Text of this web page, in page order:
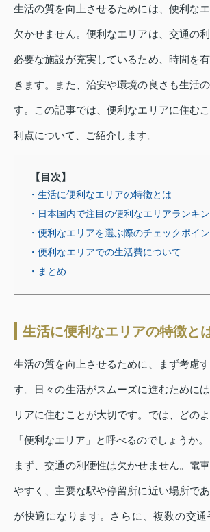
生活の質を向上させるためには、便利な
欠かせません。便利なエリアは、交通の
必要な施設が充実しているため、時間を
きます。また、治安や環境の良さも生活
す。この記事では、便利なエリアに住む
利点について、ご紹介します。
【目次】
・生活に便利なエリアの特徴とは
・日本国内で注目の便利なエリアランキ
・便利なエリアを選ぶ際のチェックポイン
・便利なエリアでの生活費について
・まとめ
生活に便利なエリアの特徴と
生活の質を向上させるために、まず考慮
す。日々の生活がスムーズに進むために
リアに住むことが大切です。では、どの
「便利なエリア」と呼べるのでしょうか。
まず、交通の利便性は欠かせません。電
やすく、主要な駅や停留所に近い場所で
が快適になります。さらに、複数の交通